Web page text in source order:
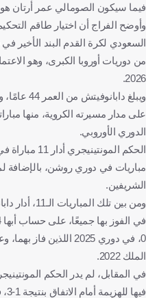
فيما سيكون الصومالي عمر أرتان هو
وأوضح الفراج أن اختيار طاقم
السعودي لكرة القدم البند الأخير
من دوريات أوروبا الكبرى، وهو
2026.
الدوري الأوروبي.
مباريات في دوري روشن، بالإضافة
الشريفين.
الملك 2022.
في المقابل، لم يدر الحكم